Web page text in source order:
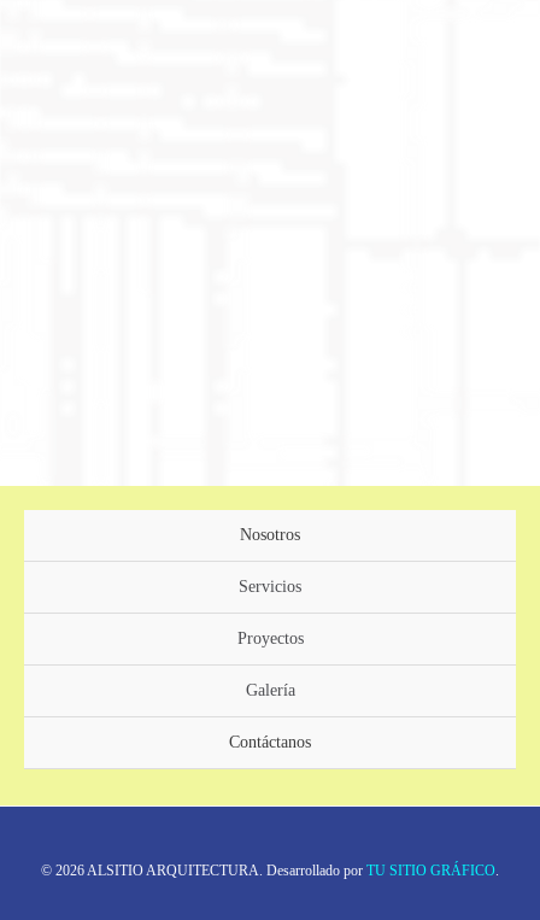
Nosotros
Servicios
Proyectos
Galería
Contáctanos
© 2026 ALSITIO ARQUITECTURA. Desarrollado por TU SITIO GRÁFICO.